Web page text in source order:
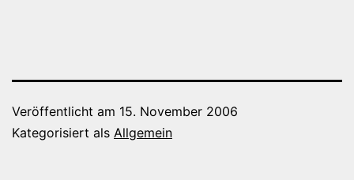
Veröffentlicht am 15. November 2006
Kategorisiert als Allgemein